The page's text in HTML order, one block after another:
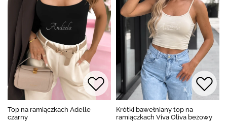
Top na ramiączkach Adelle
czarny
Krótki bawełniany top na
ramiączkach Viva Oliva beżowy